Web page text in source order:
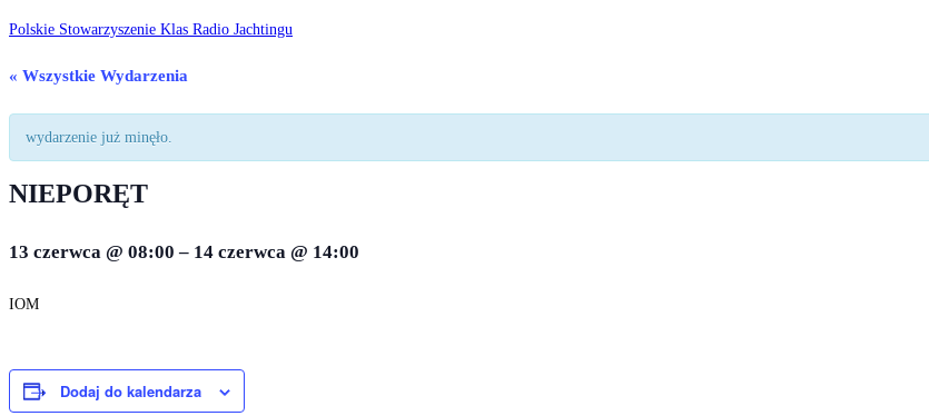
Koniec
Polskie Stowarzyszenie Klas Radio Jachtingu
« Wszystkie Wydarzenia
wydarzenie już minęło.
NIEPORĘT
13 czerwca @ 08:00– 14 czerwca @ 14:00
IOM
Dodaj do kalendarza